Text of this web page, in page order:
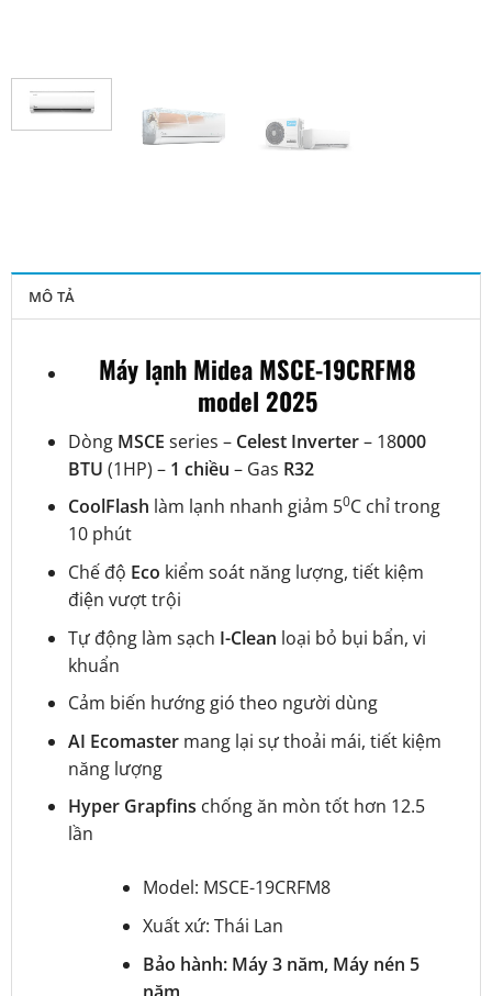
MÔ TẢ
Máy lạnh Midea MSCE-19CRFM8
model 2025
Dòng MSCE series – Celest Inverter– 18000
BTU (1HP) – 1 chiều – Gas R32
CoolFlash làm lạnh nhanh giảm 50C chỉ trong
10 phút
Chế độ Eco kiểm soát năng lượng, tiết kiệm
điện vượt trội
Tự động làm sạch I-Clean loại bỏ bụi bẩn, vi
khuẩn
Cảm biến hướng gió theo người dùng
AI Ecomastermang lại sự thoải mái, tiết kiệm
năng lượng
Hyper Grapfins chống ăn mòn tốt hơn 12.5
lần
Model: MSCE-19CRFM8
Xuất xứ: Thái Lan
Bảo hành: Máy 3 năm, Máy nén 5